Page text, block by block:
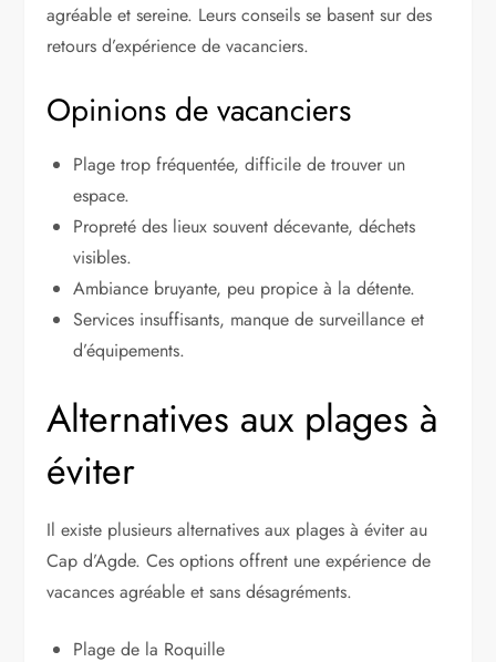
agréable et sereine. Leurs conseils se basent sur des
retours d’expérience de vacanciers.
Opinions de vacanciers
Plage trop fréquentée, difficile de trouver un
espace.
Propreté des lieux souvent décevante, déchets
visibles.
Ambiance bruyante, peu propice à la détente.
Services insuffisants, manque de surveillance et
d’équipements.
Alternatives aux plages à
éviter
Il existe plusieurs alternatives aux plages à éviter au
Cap d’Agde. Ces options offrent une expérience de
vacances agréable et sans désagréments.
Plage de la Roquille